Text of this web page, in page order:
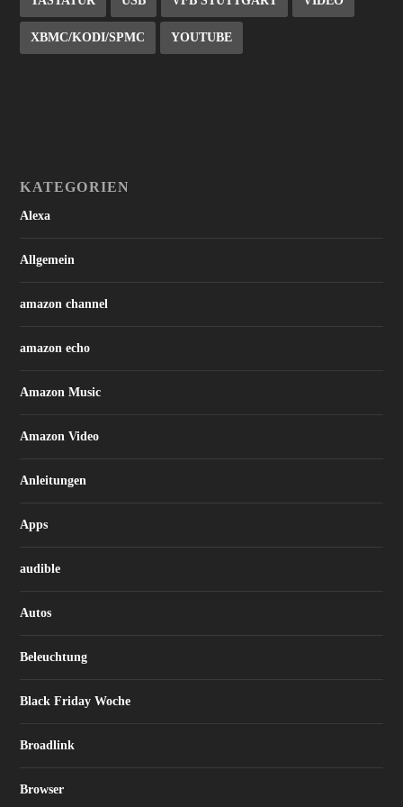
XBMC/KODI/SPMC YOUTUBE
KATEGORIEN
Alexa
Allgemein
amazon channel
amazon echo
Amazon Music
Amazon Video
Anleitungen
Apps
audible
Autos
Beleuchtung
Black Friday Woche
Broadlink
Browser